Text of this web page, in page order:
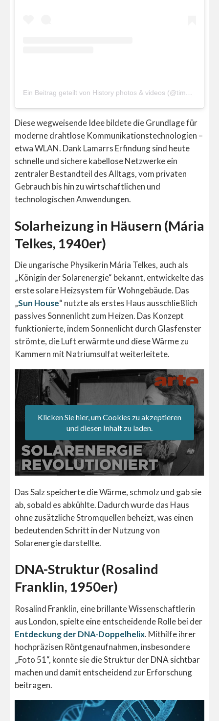
Ein Beitrag geteilt von History photos & videos (@timetphoto)
Diese wegweisende Idee bildete die Grundlage für
moderne drahtlose Kommunikationstechnologien –
etwa WLAN. Dank Lamarrs Erfindung sind heute
schnelle und sichere kabellose Netzwerke ein
zentraler Bestandteil des Alltags, vom privaten
Gebrauch bis hin zu wirtschaftlichen und
technologischen Anwendungen.
Solarheizung in Häusern (Mária
Telkes, 1940er)
Die ungarische Physikerin Mária Telkes, auch als
„Königin der Solarenergie“ bekannt, entwickelte das
erste solare Heizsystem für Wohngebäude. Das
„Sun House“ nutzte als erstes Haus ausschließlich
passives Sonnenlicht zum Heizen. Das Konzept
funktionierte, indem Sonnenlicht durch Glasfenster
strömte, die Luft erwärmte und diese Wärme zu
Kammern mit Natriumsulfat weiterleitete.
Klicken Sie hier, um Cookies zu akzeptieren
und diesen Inhalt zu laden.
Das Salz speicherte die Wärme, schmolz und gab sie
ab, sobald es abkühlte. Dadurch wurde das Haus
ohne zusätzliche Stromquellen beheizt, was einen
bedeutenden Schritt in der Nutzung von
Solarenergie darstellte.
DNA-Struktur (Rosalind
Franklin, 1950er)
Rosalind Franklin, eine brillante Wissenschaftlerin
aus London, spielte eine entscheidende Rolle bei der
Entdeckung der DNA-Doppelhelix. Mithilfe ihrer
hochpräzisen Röntgenaufnahmen, insbesondere
„Foto 51“, konnte sie die Struktur der DNA sichtbar
machen und damit entscheidend zur Erforschung
beitragen.